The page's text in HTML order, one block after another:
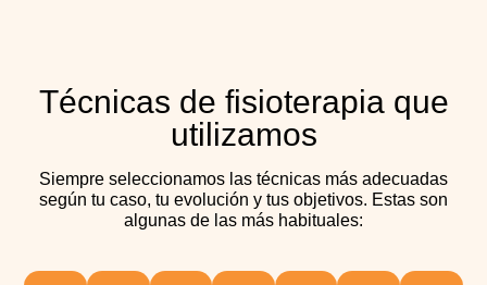
Técnicas de fisioterapia que
utilizamos
Siempre seleccionamos las técnicas más adecuadas
según tu caso, tu evolución y tus objetivos. Estas son
algunas de las más habituales: